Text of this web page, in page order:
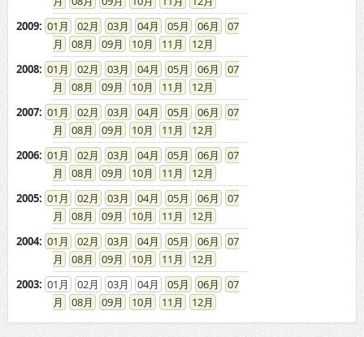
2009: 01 02 03 04 05 06
07
08
09 10 11
12
2008: 01 02 03 04 05 06
07
08
09 10 11
12
2007: 01 02 03 04 05 06
07
08
09 10 11
12
2006: 01 02 03 04 05 06
07
08
09 10 11
12
2005: 01 02 03 04 05 06
07
08
09 10 11
12
2004: 01 02 03 04 05 06
07
08
09 10 11
12
2003: 01 02 03 04 05 06
07
08
09 10 11 12